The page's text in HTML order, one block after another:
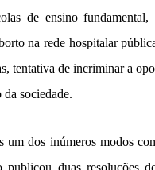
de ensino
na rede hospitalar
tentativa de incriminar a
sociedade.
um dos inúmeros modos